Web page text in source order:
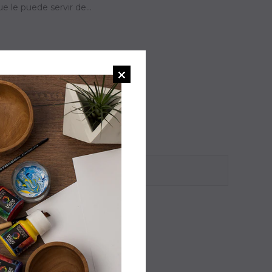
le puede servir de...
pieza.